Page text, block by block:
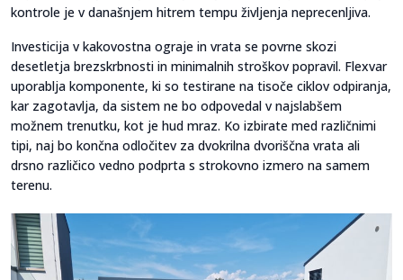
kontrole je v današnjem hitrem tempu življenja neprecenljiva.
Investicija v kakovostna ograje in vrata se povrne skozi
desetletja brezskrbnosti in minimalnih stroškov popravil. Flexvar
uporablja komponente, ki so testirane na tisoče ciklov odpiranja,
kar zagotavlja, da sistem ne bo odpovedal v najslabšem
možnem trenutku, kot je hud mraz. Ko izbirate med različnimi
tipi, naj bo končna odločitev za dvokrilna dvoriščna vrata ali
drsno različico vedno podprta s strokovno izmero na samem
terenu.